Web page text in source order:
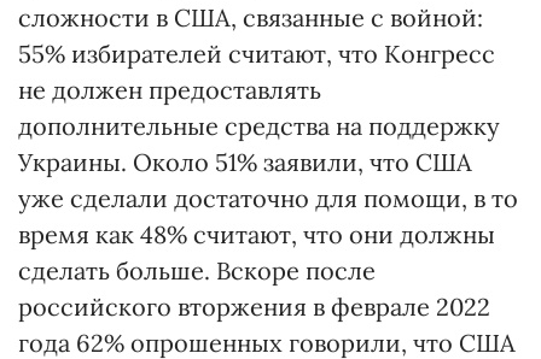
сложности в США, связанные с войной:
55% избирателей считают, что Конгресс
не должен предоставлять
дополнительные средства на поддержку
Украины. Около 51% заявили, что США
уже сделали достаточно для помощи, в то
время как 48% считают, что они должны
сделать больше. Вскоре после
российского вторжения в феврале 2022
года 62% опрошенных говорили, что США